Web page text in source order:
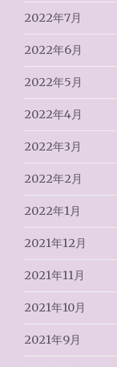
2022年7月
2022年6月
2022年5月
2022年4月
2022年3月
2022年2月
2022年1月
2021年12月
2021年11月
2021年10月
2021年9月